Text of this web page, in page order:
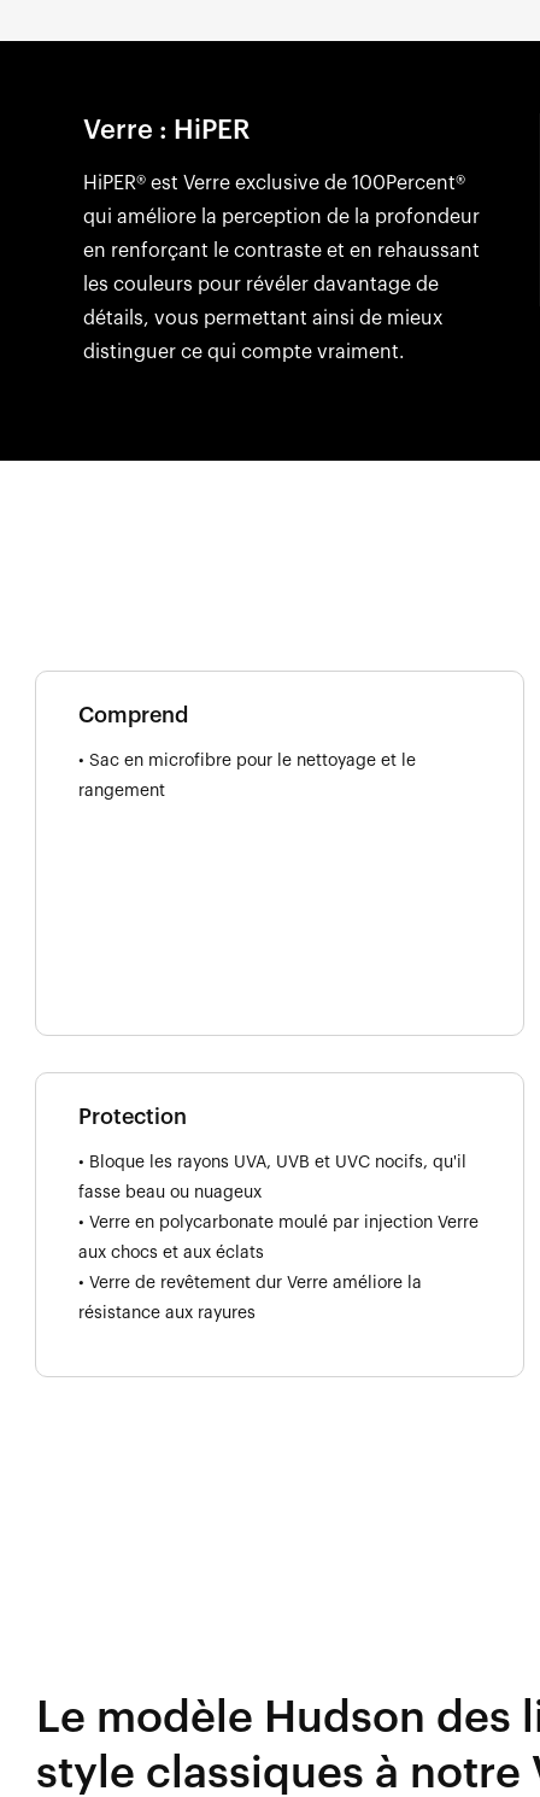
Verre : HiPER
HiPER® est Verre exclusive de 100Percent®
qui améliore la perception de la profondeur
en renforçant le contraste et en rehaussant
les couleurs pour révéler davantage de
détails, vous permettant ainsi de mieux
distinguer ce qui compte vraiment.
Comprend
• Sac en microfibre pour le nettoyage et le
rangement
Protection
• Bloque les rayons UVA, UVB et UVC nocifs, qu'il
fasse beau ou nuageux
• Verre en polycarbonate moulé par injection Verre
aux chocs et aux éclats
• Verre de revêtement dur Verre améliore la
résistance aux rayures
Le modèle Hudson des
style classiques à notre